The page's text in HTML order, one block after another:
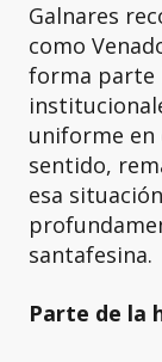
Galnares
como
forma parte
uniforme en
sentido,
esa
santafesina.
Parte de la